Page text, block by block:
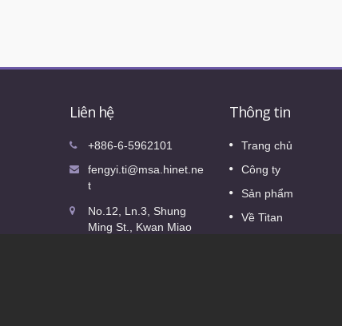
Liên hệ
+886-6-5962101
fengyi.ti@msa.hinet.ne
t
No.12, Ln.3, Shung
Ming St., Kwan Miao
Thông tin
Trang chủ
Công ty
Sản phẩm
Về Titan
08
OCT
Triển lãm Phụ kiện Quốc tế
Chúng tôi chân thành mời bạn đến
phận Quốc tế 2026
Đọc Thêm